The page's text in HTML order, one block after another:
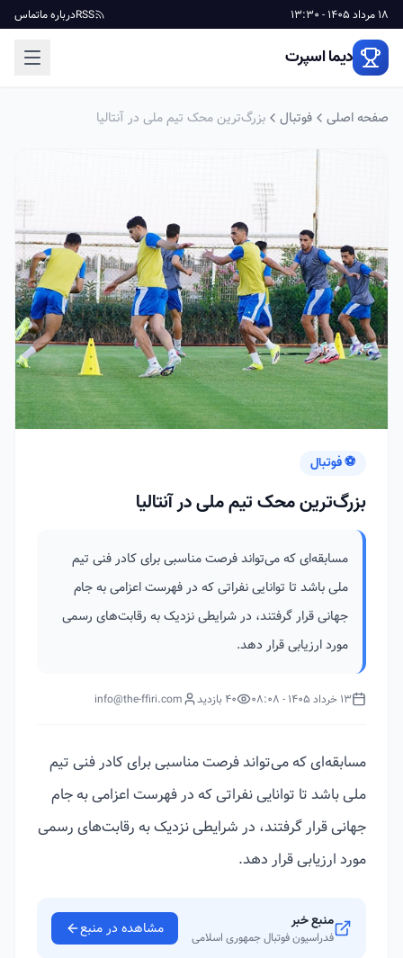
18 مرداد 1405 - 13:30 RSSدرباره ماتماس
دیما اسپرت
صفحه اصلی فوتبال بزرگ‌ترین محک تیم ملی در آنتالیا
⚽ فوتبال
بزرگ‌ترین محک تیم ملی در آنتالیا
مسابقه‌ای که می‌تواند فرصت مناسبی برای کادر فنی تیم
ملی باشد تا توانایی‌ نفراتی که در فهرست اعزامی به جام
جهانی قرار گرفتند، در شرایطی نزدیک به رقابت‌های رسمی
مورد ارزیابی قرار دهد.
13 خرداد 1405 - 08:08 40 بازدید info@the-ffiri.com
مسابقه‌ای که می‌تواند فرصت مناسبی برای کادر فنی تیم
ملی باشد تا توانایی‌ نفراتی که در فهرست اعزامی به جام
جهانی قرار گرفتند، در شرایطی نزدیک به رقابت‌های رسمی
مورد ارزیابی قرار دهد.
منبع خبر
فدراسیون فوتبال جمهوری اسلامی مشاهده در منبع